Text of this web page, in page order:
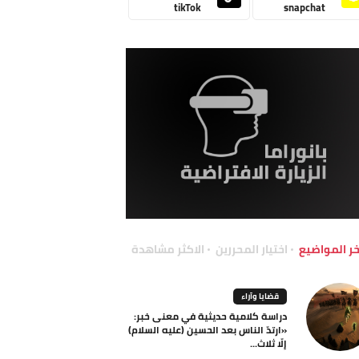
snapchat
tikTok
المواضيع اختيار المحررين الاكثر مشاهدة
قضايا وآراء
دراسة كلامية حديثية في معنى خبر:
«ارتدّ الناس بعد الحسين (عليه السلام)
إلّا ثلاث...